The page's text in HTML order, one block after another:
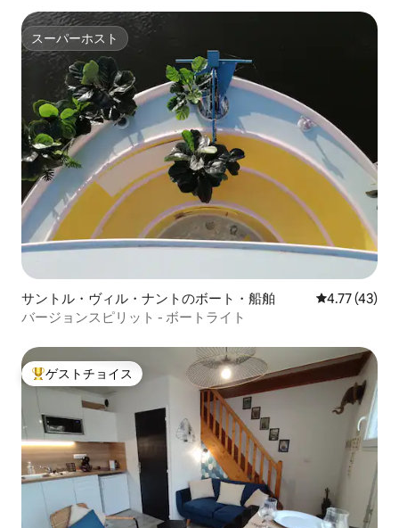
スーパーホスト
スーパーホスト
サントル・ヴィル・ナントのボート・船舶 レビュー43
4.77 (43)
バージョンスピリット - ボートライト
大好評のゲストチョイスです。
ゲストチョイス